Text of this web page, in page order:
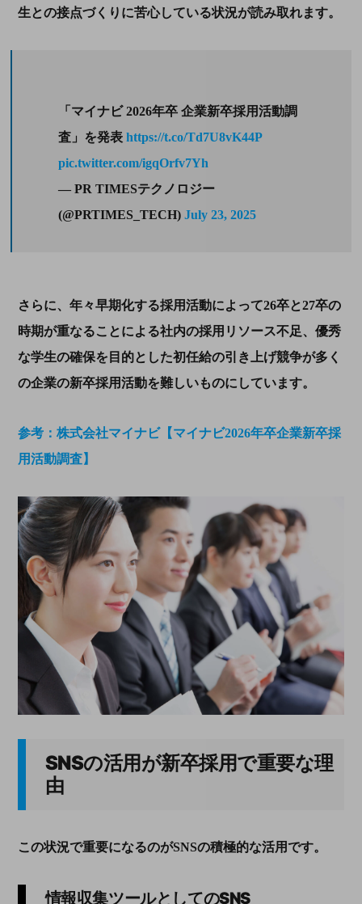
生との接点づくりに苦心している状況が読み取れます。
「マイナビ 2026年卒 企業新卒採用活動調
査」を発表 https://t.co/Td7U8vK44P
pic.twitter.com/igqOrfv7Yh
— PR TIMESテクノロジー
(@PRTIMES_TECH) July 23, 2025
さらに、年々早期化する採用活動によって26卒と27卒の
時期が重なることによる社内の採用リソース不足、優秀
な学生の確保を目的とした初任給の引き上げ競争が多く
の企業の新卒採用活動を難しいものにしています。
参考：株式会社マイナビ【マイナビ2026年卒企業新卒採
用活動調査】
SNSの活用が新卒採用で重要な理
由
この状況で重要になるのがSNSの積極的な活用です。
情報収集ツールとしてのSNS